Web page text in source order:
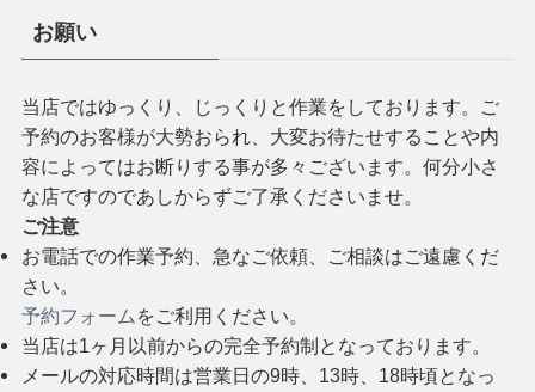
お願い
当店ではゆっくり、じっくりと作業をしております。ご
予約のお客様が大勢おられ、大変お待たせすることや内
容によってはお断りする事が多々ございます。何分小さ
な店ですのであしからずご了承くださいませ。
ご注意
お電話での作業予約、急なご依頼、ご相談はご遠慮くだ
さい。
予約フォーム をご利用ください。
当店は1ヶ月以前からの完全予約制となっております。
メールの対応時間は営業日の9時、13時、18時頃となっ